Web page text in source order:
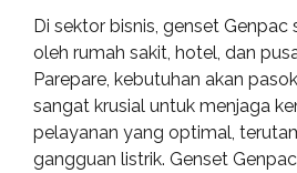
Di sektor bisnis, genset Genpac
oleh rumah sakit, hotel, dan
Parepare, kebutuhan akan
sangat krusial untuk menjaga
pelayanan yang optimal,
gangguan listrik. Genset